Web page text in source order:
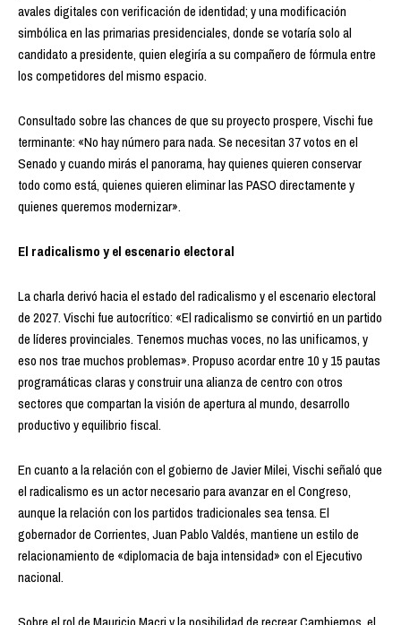
avales digitales con verificación de identidad; y una modificación
simbólica en las primarias presidenciales, donde se votaría solo al
candidato a presidente, quien elegiría a su compañero de fórmula entre
los competidores del mismo espacio.
Consultado sobre las chances de que su proyecto prospere, Vischi fue
terminante: «No hay número para nada. Se necesitan 37 votos en el
Senado y cuando mirás el panorama, hay quienes quieren conservar
todo como está, quienes quieren eliminar las PASO directamente y
quienes queremos modernizar».
El radicalismo y el escenario electoral
La charla derivó hacia el estado del radicalismo y el escenario electoral
de 2027. Vischi fue autocrítico: «El radicalismo se convirtió en un partido
de líderes provinciales. Tenemos muchas voces, no las unificamos, y
eso nos trae muchos problemas». Propuso acordar entre 10 y 15 pautas
programáticas claras y construir una alianza de centro con otros
sectores que compartan la visión de apertura al mundo, desarrollo
productivo y equilibrio fiscal.
En cuanto a la relación con el gobierno de Javier Milei, Vischi señaló que
el radicalismo es un actor necesario para avanzar en el Congreso,
aunque la relación con los partidos tradicionales sea tensa. El
gobernador de Corrientes, Juan Pablo Valdés, mantiene un estilo de
relacionamiento de «diplomacia de baja intensidad» con el Ejecutivo
nacional.